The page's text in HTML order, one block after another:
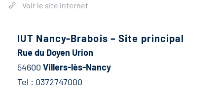
Voir le site internet
IUT Nancy-Brabois – Site principal
Rue du Doyen Urion
54600 Villers-lès-Nancy
Tel : 0372747000